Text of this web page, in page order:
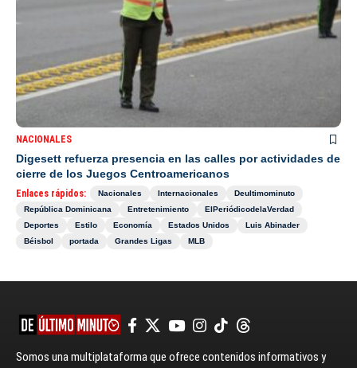
NACIONALES
Digesett refuerza presencia en las calles por actividades de
cierre de los Juegos Centroamericanos
Enlaces rápidos: Nacionales Internacionales
Deultimominuto
República Dominicana
Entretenimiento
ElPeriódicodelaVerdad
Deportes
Estilo Economía Estados Unidos
Luis Abinader
Béisbol
portada Grandes Ligas MLB
Somos una multiplataforma que ofrece contenidos informativos y